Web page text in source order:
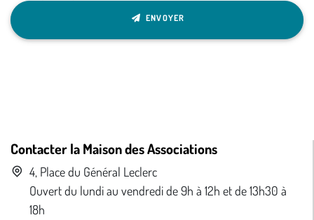
ENVOYER
Contacter la Maison des Associations
4, Place du Général Leclerc
Ouvert du lundi au vendredi de 9h à 12h et de 13h30 à
18h